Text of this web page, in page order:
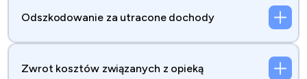
Odszkodowanie za utracone dochody
Zwrot kosztów związanych z opieką